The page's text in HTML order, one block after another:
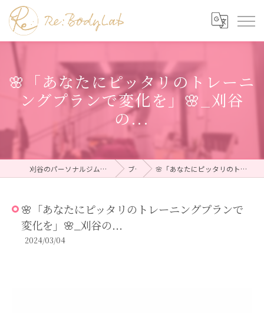
🌸「あなたにピッタリのトレーニ
ングプランで変化を」🌸_刈谷
の...
刈谷のパーソナルジムならRe:BodyLab（リボディラボ） ブログ 🌸「あなたにピッタリのトレーニングプランで変化を」🌸_刈谷の...
🌸「あなたにピッタリのトレーニングプランで
変化を」🌸_刈谷の...
2024/03/04